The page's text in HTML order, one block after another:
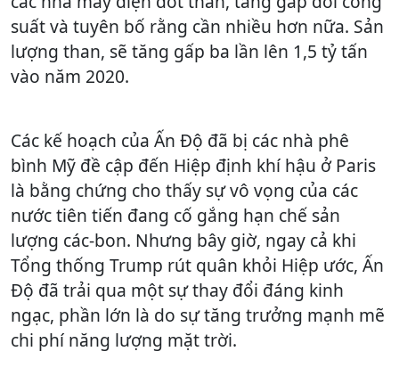
suất và tuyên bố rằng cần nhiều hơn nữa. Sản
lượng than, sẽ tăng gấp ba lần lên 1,5 tỷ tấn
vào năm 2020.
Các kế hoạch của Ấn Độ đã bị các nhà phê
bình Mỹ đề cập đến Hiệp định khí hậu ở Paris
là bằng chứng cho thấy sự vô vọng của các
nước tiên tiến đang cố gắng hạn chế sản
lượng các-bon. Nhưng bây giờ, ngay cả khi
Tổng thống Trump rút quân khỏi Hiệp ước, Ấn
Độ đã trải qua một sự thay đổi đáng kinh
ngạc, phần lớn là do sự tăng trưởng mạnh mẽ
chi phí năng lượng mặt trời.